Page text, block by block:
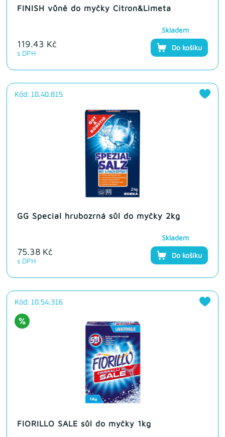
FINISH vůně do myčky Citron&Limeta
119.43 Kč
s DPH
Skladem
Do košíku
Kód: 10.40.815
GG Special hrubozrná sůl do myčky 2kg
75.38 Kč
s DPH
Skladem
Do košíku
Kód: 10.54.316
FIORILLO SALE sůl do myčky 1kg